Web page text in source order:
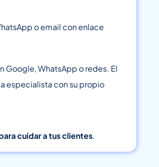
o email con enlace
Google, WhatsApp o redes. El
especialista con su propio
cuidar a tus clientes.